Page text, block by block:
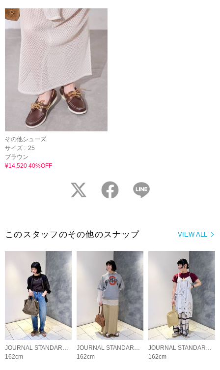
その他シューズ
サイズ : 25
ブラウン
¥14,520 40%OFF
twitter facebook
VIEW ALL
このスタッフのその他のスナップ
JOURNAL STANDARD LADYS
162cm
JOURNAL STANDARD LADYS
162cm
JOURNAL STANDARD LADYS
162cm